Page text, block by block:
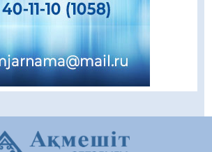
залалсыздандыру жұмыстары